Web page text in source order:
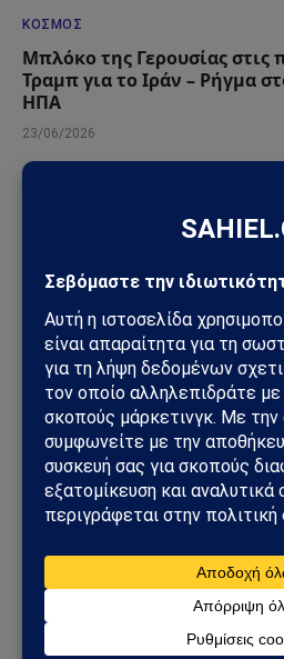
ΚΌΣΜΟΣ
Μπλόκο της Γερουσίας στις
Τραμπ για το Ιράν – Ρήγμα
ΗΠΑ
23/06/2026
ΠΟΛΙΤΙΚΉ
Κυριάκος Βελόπουλος:
στο Αιγαίο» – Η δήλωση
Βουλή
06/06/2026